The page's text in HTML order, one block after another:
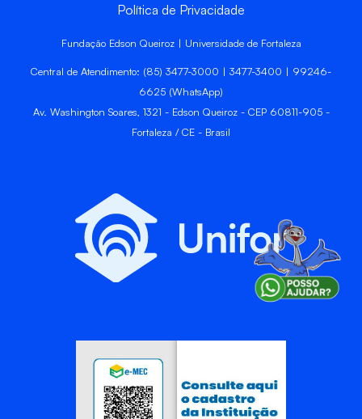
Política de Privacidade
Fundação Edson Queiroz | Universidade de Fortaleza
Central de Atendimento: (85) 3477-3000 | 3477-3400 | 99246-
6625 (WhatsApp)
Av. Washington Soares, 1321 - Edson Queiroz - CEP 60811-905 -
Fortaleza / CE - Brasil